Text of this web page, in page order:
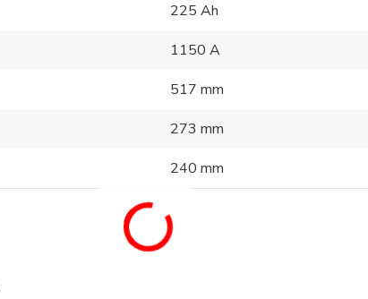
225 Ah
1150 A
517 mm
273 mm
240 mm